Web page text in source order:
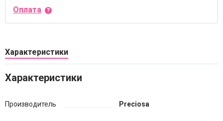
Оплата
Характеристики
Характеристики
Производитель Preciosa